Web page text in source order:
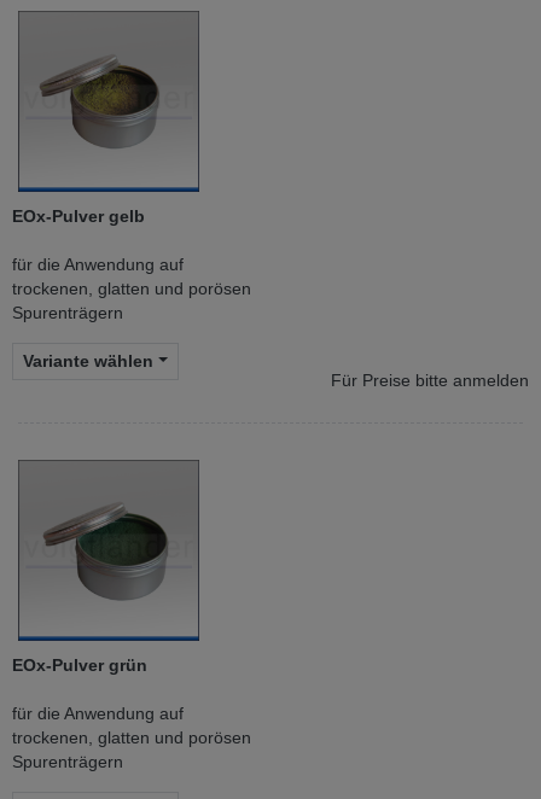
EOx-Pulver gelb
für die Anwendung auf
trockenen, glatten und porösen
Spurenträgern
Variante wählen
Für Preise bitte anmelden
EOx-Pulver grün
für die Anwendung auf
trockenen, glatten und porösen
Spurenträgern